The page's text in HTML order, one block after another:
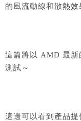
的風流動線和散熱效
這篇將以 AMD 最
測試～
這邊可以看到產品